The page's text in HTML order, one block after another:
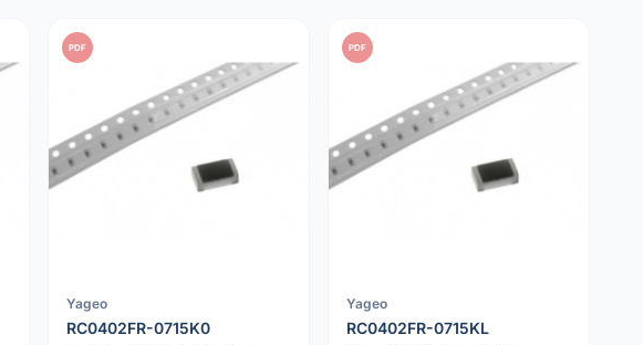
PDF
Yageo
RC0402FR-0715K0
PDF
Yageo
RC0402FR-0715KL